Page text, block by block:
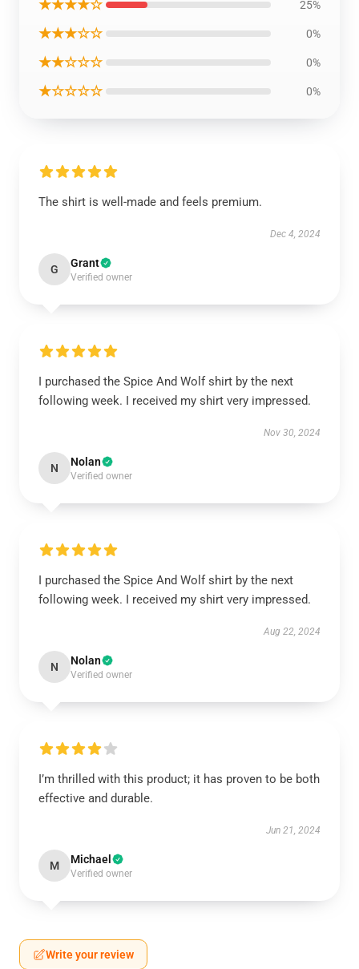
★★★★☆ 25%
★★★☆☆ 0%
★★☆☆☆ 0%
★☆☆☆☆ 0%
The shirt is well-made and feels premium.
Dec 4, 2024
G Grant
Verified owner
I purchased the Spice And Wolf shirt by the next
following week. I received my shirt very impressed.
Nov 30, 2024
N Nolan
Verified owner
I purchased the Spice And Wolf shirt by the next
following week. I received my shirt very impressed.
Aug 22, 2024
N Nolan
Verified owner
I’m thrilled with this product; it has proven to be both
effective and durable.
Jun 21, 2024
M Michael
Verified owner
Write your review